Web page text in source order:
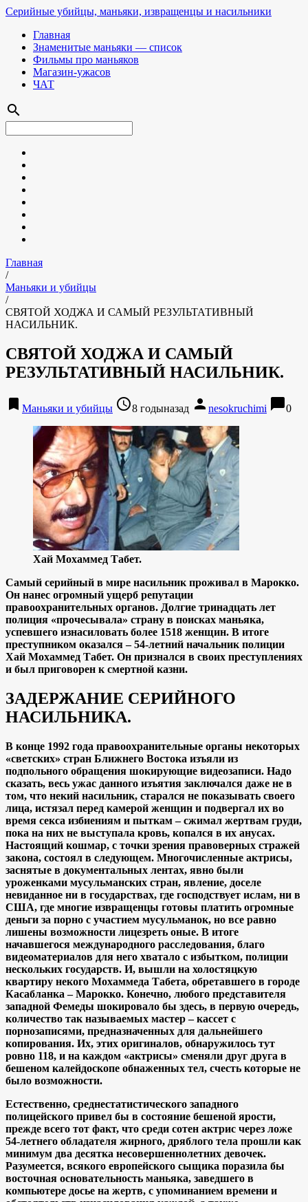
Серийные убийцы, маньяки, извращенцы и насильники
Главная
Знаменитые маньяки — список
Фильмы про маньяков
Магазин-ужасов
ЧАТ
search
Главная
/
Маньяки и убийцы
/
СВЯТОЙ ХОДЖА И САМЫЙ РЕЗУЛЬТАТИВНЫЙ
НАСИЛЬНИК.
СВЯТОЙ ХОДЖА И САМЫЙ
РЕЗУЛЬТАТИВНЫЙ НАСИЛЬНИК.
bookmark Маньяки и убийцы access_time8 годыназад person nesokruchimi chat_bubble0
Хай Мохаммед Табет.
Самый серийный в мире насильник проживал в Марокко.
Он нанес огромный ущерб репутации
правоохранительных органов. Долгие тринадцать лет
полиция «прочесывала» страну в поисках маньяка,
успевшего изнасиловать более 1518 женщин. В итоге
преступником оказался – 54-летний начальник полиции
Хай Мохаммед Табет. Он признался в своих преступлениях
и был приговорен к смертной казни.
ЗАДЕРЖАНИЕ СЕРИЙНОГО
НАСИЛЬНИКА.
В конце 1992 года правоохранительные органы некоторых
«светских» стран Ближнего Востока изъяли из
подпольного обращения шокирующие видеозаписи. Надо
сказать, весь ужас данного изъятия заключался даже не в
том, что некий насильник, старался не показывать своего
лица, истязал перед камерой женщин и подвергал их во
время секса избиениям и пыткам – сжимал жертвам груди,
пока на них не выступала кровь, копался в их анусах.
Настоящий кошмар, с точки зрения правоверных стражей
закона, состоял в следующем. Многочисленные актрисы,
заснятые в документальных лентах, явно были
уроженками мусульманских стран, явление, доселе
невиданное ни в государствах, где господствует ислам, ни в
США, где многие извращенцы готовы платить огромные
деньги за порно с участием мусульманок, но все равно
лишены возможности лицезреть оные. В итоге
начавшегося международного расследования, благо
видеоматериалов для него хватало с избытком, полиции
нескольких государств. И, вышли на холостяцкую
квартиру некого Мохаммеда Табета, обретавшего в городе
Касабланка – Марокко. Конечно, любого представителя
западной Фемеды шокировало бы здесь, в первую очередь,
количество так называемых мастер – кассет с
порнозаписями, предназначенных для дальнейшего
копирования. Их, этих оригиналов, обнаружилось тут
ровно 118, и на каждом «актрисы» сменяли друг друга в
бешеном калейдоскопе обнаженных тел, счесть которые не
было возможности.
Естественно, среднестатистического западного
полицейского привел бы в состояние бешеной ярости,
прежде всего тот факт, что среди сотен актрис через ложе
54-летнего обладателя жирного, дряблого тела прошли как
минимум два десятка несовершеннолетних девочек.
Разумеется, всякого европейского сыщика поразила бы
восточная основательность маньяка, заведшего в
компьютере досье на жертв, с упоминанием времени и